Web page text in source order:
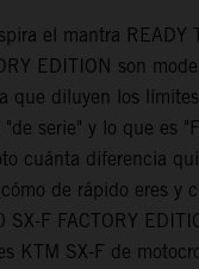
el mantra READY
EDITION son
que diluyen los
serie" y lo que es
cuánta diferencia
de rápido eres y
F FACTORY
KTM SX-F de